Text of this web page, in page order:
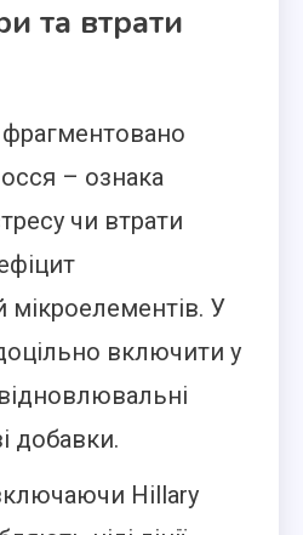
та втрати
– ознака
чи втрати
мікроелементів. У
включити у
добавки.
Hillary